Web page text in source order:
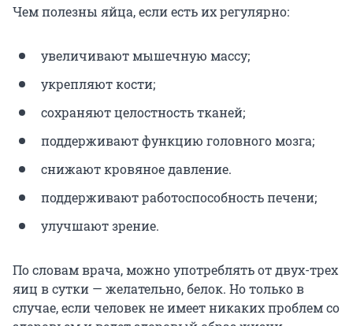
Чем полезны яйца, если есть их регулярно:
увеличивают мышечную массу;
укрепляют кости;
сохраняют целостность тканей;
поддерживают функцию головного мозга;
снижают кровяное давление.
поддерживают работоспособность печени;
улучшают зрение.
По словам врача, можно употреблять от двух-трех
яиц в сутки — желательно, белок. Но только в
случае, если человек не имеет никаких проблем со